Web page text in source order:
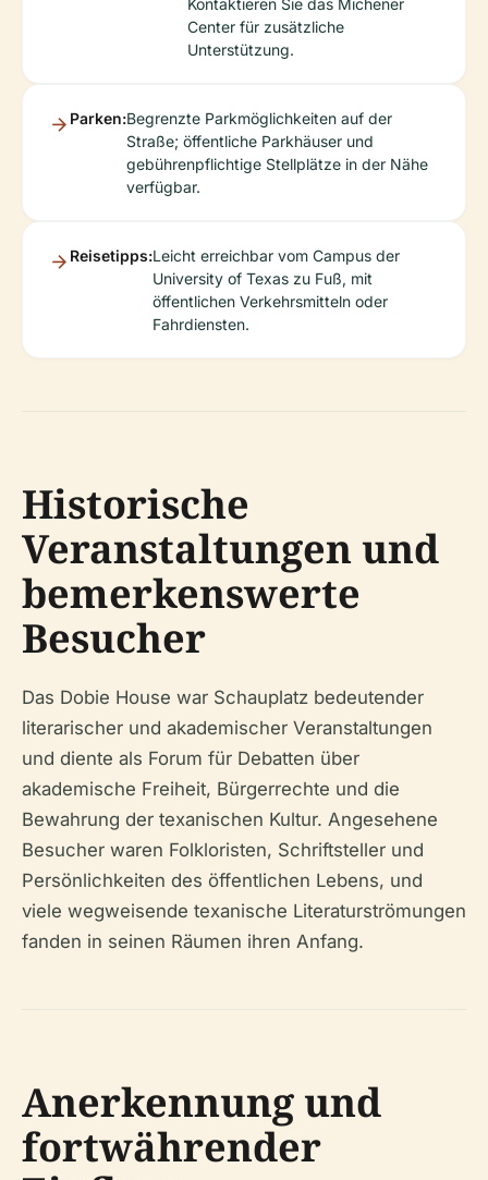
Kontaktieren Sie das Michener
Center für zusätzliche
Unterstützung.
Parken:Begrenzte Parkmöglichkeiten auf der
Straße; öffentliche Parkhäuser und
gebührenpflichtige Stellplätze in der Nähe
verfügbar.
Reisetipps:Leicht erreichbar vom Campus der
University of Texas zu Fuß, mit
öffentlichen Verkehrsmitteln oder
Fahrdiensten.
Historische
Veranstaltungen und
bemerkenswerte
Besucher
Das Dobie House war Schauplatz bedeutender
literarischer und akademischer Veranstaltungen
und diente als Forum für Debatten über
akademische Freiheit, Bürgerrechte und die
Bewahrung der texanischen Kultur. Angesehene
Besucher waren Folkloristen, Schriftsteller und
Persönlichkeiten des öffentlichen Lebens, und
viele wegweisende texanische Literaturströmungen
fanden in seinen Räumen ihren Anfang.
Anerkennung und
fortwährender